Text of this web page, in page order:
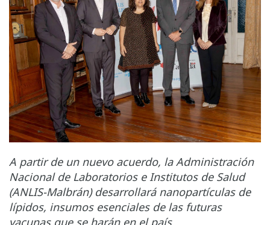
A partir de un nuevo acuerdo, la Administración
Nacional de Laboratorios e Institutos de Salud
(ANLIS-Malbrán) desarrollará nanopartículas de
lípidos, insumos esenciales de las futuras
vacunas que se harán en el país